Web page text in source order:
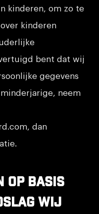
kinderen, om zo te
kinderen
bent dat wij
gegevens
neem
, dan
op basis
wij